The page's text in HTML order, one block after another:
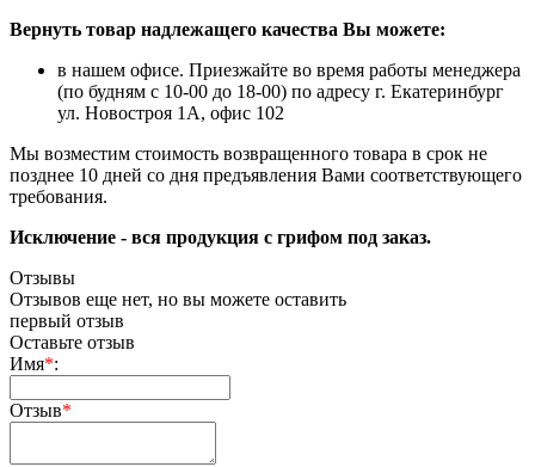
Вернуть товар надлежащего качества Вы можете:
в нашем офисе. Приезжайте во время работы менеджера
(по будням с 10-00 до 18-00) по адресу г. Екатеринбург
ул. Новостроя 1А, офис 102
Мы возместим стоимость возвращенного товара в срок не
позднее 10 дней со дня предъявления Вами соответствующего
требования.
Исключение - вся продукция с грифом под заказ.
Отзывы
Отзывов еще нет, но вы можете оставить
первый отзыв
Оставьте отзыв
Имя*:
Отзыв*